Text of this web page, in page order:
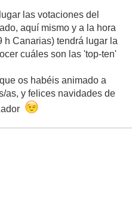
las votaciones del
aquí mismo y a la hora
h Canarias) tendrá lugar la
cuáles son las 'top-ten'
os habéis animado a
as, y felices navidades de